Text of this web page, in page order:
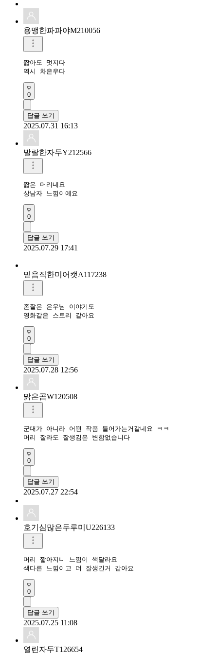
용맹한파파야M210056
짧아도 멋지다
역시 차은우다
0
답글 쓰기
2025.07.31 16:13
발랄한자두Y212566
짧은 머리네요
상남자 느낌이에요
0
답글 쓰기
2025.07.29 17:41
믿음직한미어캣A117238
존잘은 은우님 이야기도
영화같은 스토리 같아요
0
답글 쓰기
2025.07.28 12:56
맑은곰W120508
군대가 아니라 어떤 작품 들어가는거같네요 ㅋㅋ
머리 잘라도 잘생김은 변함없습니다
0
답글 쓰기
2025.07.27 22:54
호기심많은두루미U226133
머리 짧아지니 느낌이 색달라요
색다른 느낌이고 더 잘생긴거 같아요
0
답글 쓰기
2025.07.25 11:08
열린자두T126654